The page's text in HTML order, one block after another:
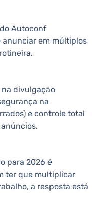
Autoconf
em múltiplos
divulgação
na
e controle total
para 2026 é
ter que multiplicar
a resposta está